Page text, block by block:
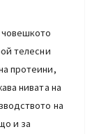
телесни
протеини,
нивата на
на
и за